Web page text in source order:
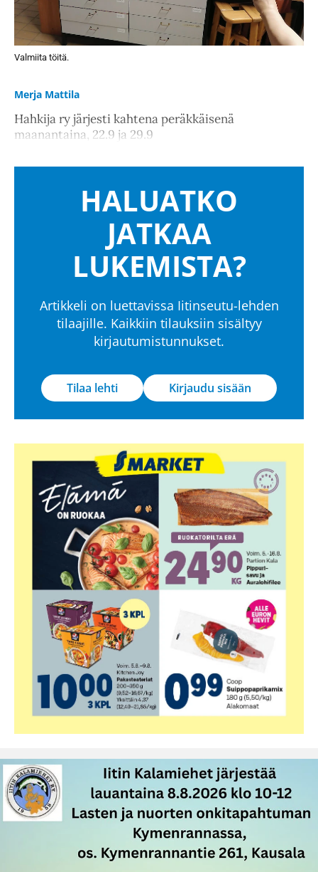
Valmiita töitä.
Merja Mattila
Hahkija ry järjesti kahtena peräkkäisenä
maanantaina, 22.9 ja 29.9
HALUATKO
JATKAA
LUKEMISTA?
Artikkeli on luettavissa Iitinseutu-lehden
tilaajille. Kaikkiin tilauksiin sisältyy
kirjautumistunnukset.
Tilaa lehti Kirjaudu sisään